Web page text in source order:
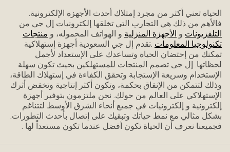
الحياة تعني أكثر من مجرد إمتلاك أحدث الأجهزة الإلكترونية.
فاﻷهم من ذلك هي التجارب التي تخلقها إلكترونيات إل جي من
التلفزيونات و الأجهزة المنزلية و الهواتف المحموله، و منتجات
تكنولوجيا المعلومات .تقدم إل جي السعودية أجهزة إستهلاكية
تمكنك من إحتضان الحياة وتساعدك على الإستعداد ﻷجمل
لحظاتها. إل جى تصمم المنتجات للمستهلكين بحيث تكون سهلة
الإستخدام وسريعة الإستجابة وتحقق الكفاءة في إستهلاك الطاقة،
وذلك لتتمكن من الإنفاق بحكمة، وتكون أكثر إنتاجية وتخفض أثرك
الإستهلاكي على العالم من حولك. نحن ملتزمون بتوفير أجهزة
إلكترونية و إلكترونيات في جميع أنحاء الشرق الأوسط لتتناغم
بشكل مثالي مع نمط حياتك وتبقيك على إتصال بأحدث التطورات.
فجميعنا نعرف أن الحياة تكون أفضل عندما تكون مستعداً لها .